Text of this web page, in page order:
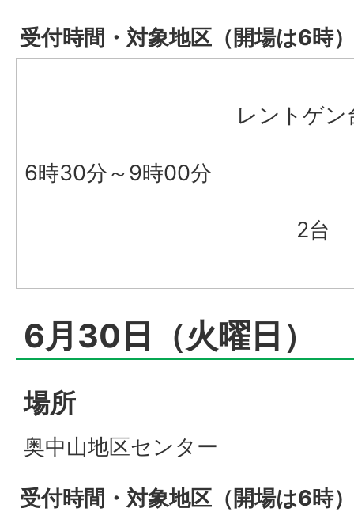
受付時間・対象地区（開場は6時）
6時30分～9時00分
レントゲン
2台
6月30日（火曜日）
場所
奥中山地区センター
受付時間・対象地区（開場は6時）